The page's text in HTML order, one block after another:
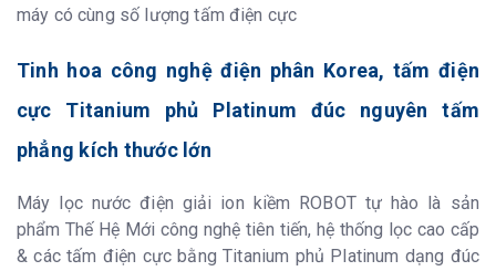
máy có cùng số lượng tấm điện cực
Tinh hoa công nghệ điện phân Korea, tấm điện
cực Titanium phủ Platinum đúc nguyên tấm
phẳng kích thước lớn
Máy lọc nước điện giải ion kiềm ROBOT tự hào là sản
phẩm Thế Hệ Mới công nghệ tiên tiến, hệ thống lọc cao cấp
& các tấm điện cực bằng Titanium phủ Platinum dạng đúc